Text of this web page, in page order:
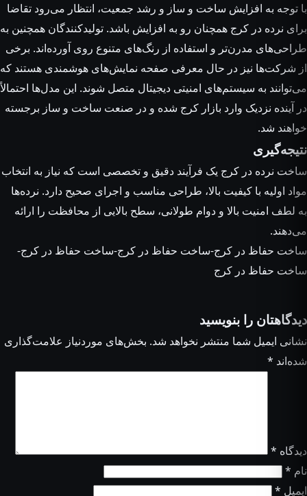
با توجه به افزایش ساخت و ساز و رشد جمعیت، انتظار می‌رود تقاضا
برای نرده در کرج همچنان رو به افزایش باشد. تولیدکنندگان همچنین به
طراحی‌های مدرن‌تر و استفاده از رنگ‌های متنوع روی آورده‌اند. برخی
از شرکت‌ها نیز در حال معرفی صفحه نمایش‌های هوشمندی هستند که
می‌توانند به سیستم‌های امنیتی دیجیتال متصل شوند. این مدل‌ها احتمالاً
در آینده نزدیک وارد بازار کرج شده و در صنعت ساخت و ساز برجسته
خواهند شد.
نتیجه‌گیری
ساخت نرده در کرج یک فرآیند دقیق و تخصصی است که نیاز به انتخاب
مواد اولیه با کیفیت بالا، طراحی مناسب و اجرای صحیح دارد. نرده‌ها
به لطف امنیت بالا و دوام طولانی، سطح بالایی از محافظت را ارائه
می‌دهند.
ساخت حفاظ در کرج-ساخت حفاظ در کرج-ساخت حفاظ در کرج-
ساخت حفاظ در کرج
دیدگاهتان را بنویسید
نشانی ایمیل شما منتشر نخواهد شد. بخش‌های موردنیاز علامت‌گذاری
شده‌اند *
دیدگاه *
نام *
ایمیل *